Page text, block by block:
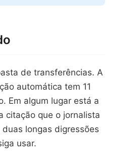
de transferências. A
automática tem 11
Em algum lugar está a
citação que o jornalista
longas digressões
usar.